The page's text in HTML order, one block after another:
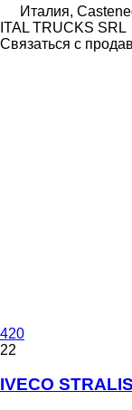
Италия,
ITAL TRUCKS SRL
Связаться с
420
22
IVECO